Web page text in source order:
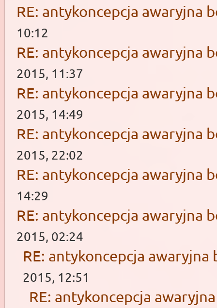
RE: antykoncepcja awaryjna
10:12
RE: antykoncepcja awaryjna
2015, 11:37
RE: antykoncepcja awaryjna
2015, 14:49
RE: antykoncepcja awaryjna
2015, 22:02
RE: antykoncepcja awaryjna
14:29
RE: antykoncepcja awaryjna
2015, 02:24
RE: antykoncepcja awaryjna
2015, 12:51
RE: antykoncepcja